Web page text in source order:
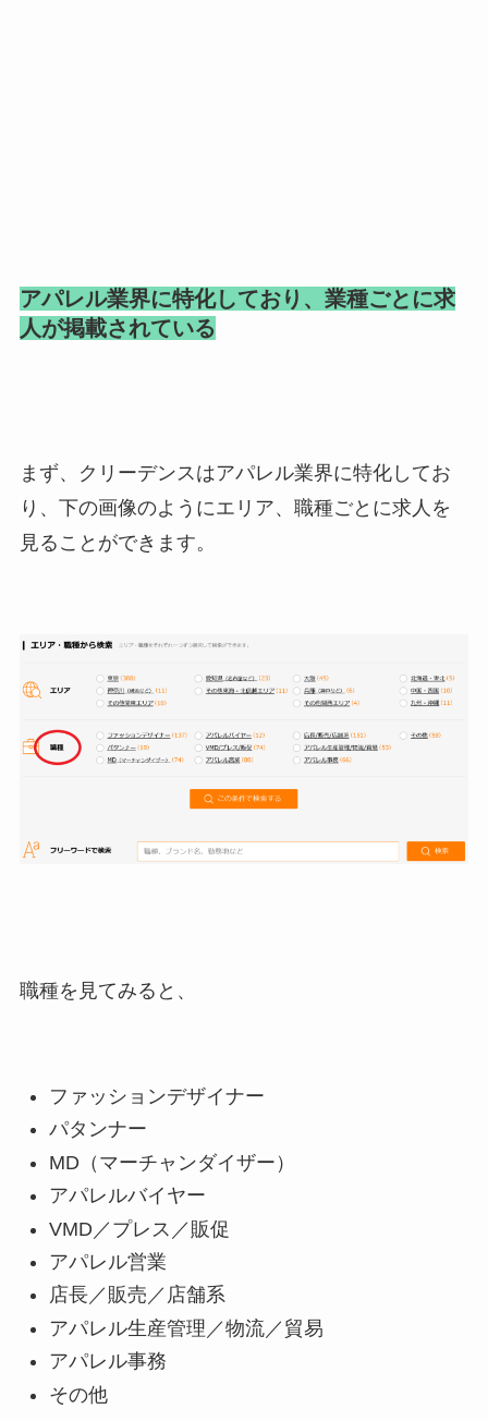
アパレル業界に特化しており、業種ごとに求
人が掲載されている
まず、クリーデンスはアパレル業界に特化してお
り、下の画像のようにエリア、職種ごとに求人を
見ることができます。
職種を見てみると、
ファッションデザイナー
パタンナー
MD（マーチャンダイザー）
アパレルバイヤー
VMD／プレス／販促
アパレル営業
店長／販売／店舗系
アパレル生産管理／物流／貿易
アパレル事務
その他